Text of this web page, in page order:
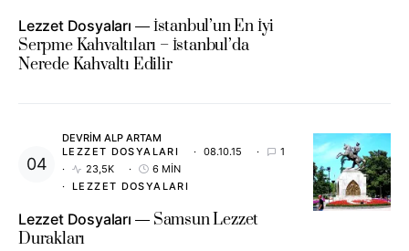
Lezzet Dosyaları
İstanbul’un En İyi
Serpme Kahvaltıları – İstanbul’da
Nerede Kahvaltı Edilir
DEVRIM ALP ARTAM
LEZZET DOSYALARI
08.10.15
1
23,5K
6 MIN
LEZZET DOSYALARI
Lezzet Dosyaları
Samsun Lezzet
Durakları